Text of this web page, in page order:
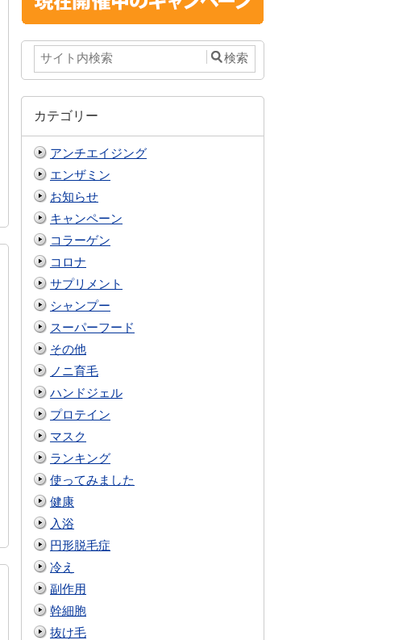
カテゴリー
アンチエイジング
エンザミン
お知らせ
キャンペーン
コラーゲン
コロナ
サプリメント
シャンプー
スーパーフード
その他
ノニ育毛
ハンドジェル
プロテイン
マスク
ランキング
使ってみました
健康
入浴
円形脱毛症
冷え
副作用
幹細胞
抜け毛